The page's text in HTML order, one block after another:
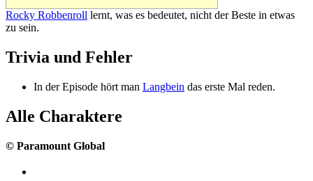
Rocky Robbenroll lernt, was es bedeutet, nicht der Beste in etwas
zu sein.
Trivia und Fehler
In der Episode hört man Langbein das erste Mal reden.
Alle Charaktere
© Paramount Global